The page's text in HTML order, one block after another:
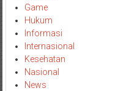
Game
Hukum
Informasi
Internasional
Kesehatan
Nasional
News